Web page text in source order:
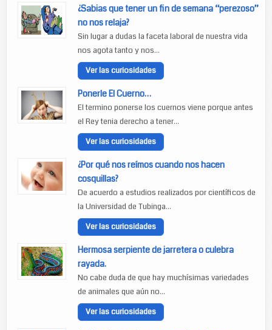
¿Sabias que tener un fin de semana “perezoso”
no nos relaja?
Sin lugar a dudas la faceta laboral de nuestra vida
nos agota tanto y nos...
Ver las curiosidades
Ponerle El Cuerno…
El termino ponerse los cuernos viene porque antes
el Rey tenia derecho a tener...
Ver las curiosidades
¿Por qué nos reímos cuando nos hacen
cosquillas?
De acuerdo a estudios realizados por científicos de
la Universidad de Tubinga...
Ver las curiosidades
Hermosa serpiente de jarretera o culebra
rayada.
No cabe duda de que hay muchísimas variedades
de animales que aún no...
Ver las curiosidades